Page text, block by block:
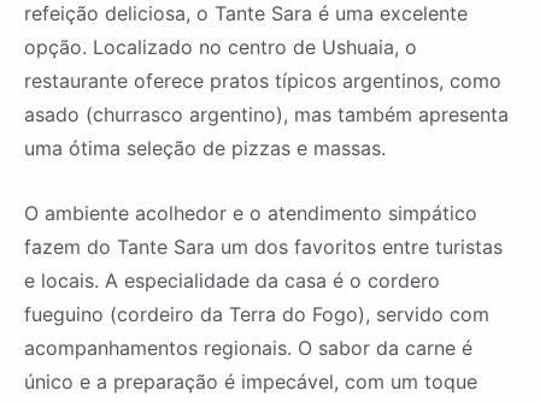
refeição deliciosa, o Tante Sara é uma excelente
opção. Localizado no centro de Ushuaia, o
restaurante oferece pratos típicos argentinos, como
asado (churrasco argentino), mas também apresenta
uma ótima seleção de pizzas e massas.
O ambiente acolhedor e o atendimento simpático
fazem do Tante Sara um dos favoritos entre turistas
e locais. A especialidade da casa é o cordero
fueguino (cordeiro da Terra do Fogo), servido com
acompanhamentos regionais. O sabor da carne é
único e a preparação é impecável, com um toque